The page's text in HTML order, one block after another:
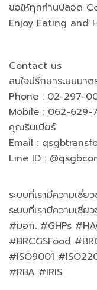
ขอให้ทุกท่านปลอด
Enjoy Eating and
Contact us
สนใจปรึกษาระบบมาต
Phone : 02-297-
Mobile : 062-
คุณรินเบียร์
Email :
Line ID :
ระบบที่เรามีความเชี่ย
ระบบที่เรามีความเชี่
#มอก. #GHPs
#BRCGSFood
#ISO9001
#RBA #IRIS